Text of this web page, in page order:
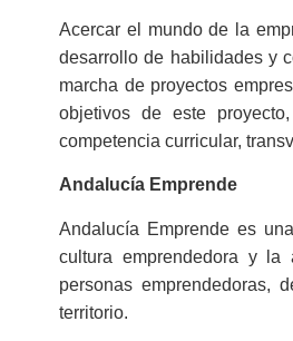
Acercar el mundo de la
desarrollo de habilidades y
marcha de proyectos
objetivos de este
competencia curricular,
Andalucía Emprende
Andalucía Emprende es
cultura emprendedora y la
personas emprendedoras,
territorio.